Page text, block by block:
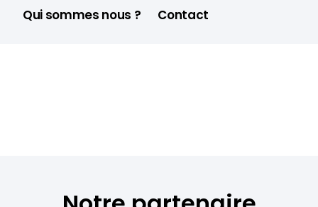
Qui sommes nous ?
Contact